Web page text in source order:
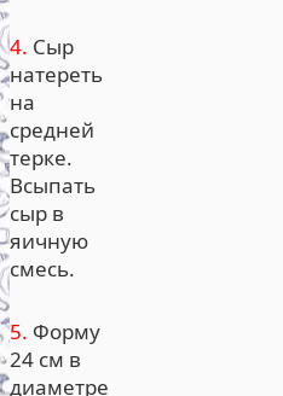
4. Сыр
натереть
на
средней
терке.
Всыпать
сыр в
яичную
смесь.
5. Форму
24 см в
диаметре